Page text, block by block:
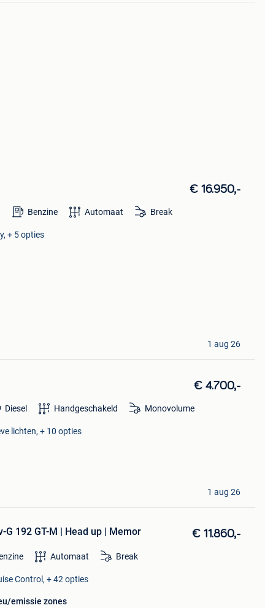
€ 16.950,-
Benzine Automaat Break
+ 5 opties
1 aug 26
€ 4.700,-
Diesel Handgeschakeld Monovolume
lichten, + 10 opties
1 aug 26
192 GT-M | Head up | Memor € 11.860,-
Automaat Break
Control, + 42 opties
emissie zones